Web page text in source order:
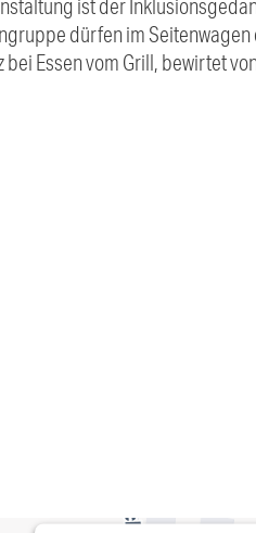
ist der
dürfen im
Essen vom Grill, bewirtet